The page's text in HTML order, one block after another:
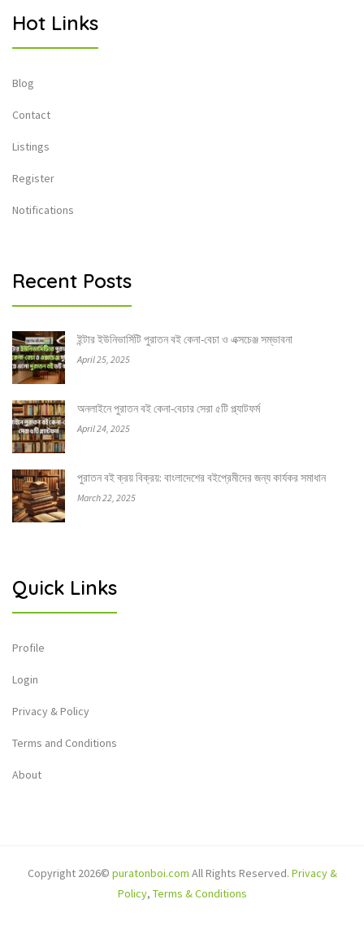
Hot Links
Blog
Contact
Listings
Register
Notifications
Recent Posts
ইন্টার ইউনিভার্সিটি পুরাতন বই কেনা-বেচা ও এক্সচেঞ্জ সম্ভাবনা
April 25, 2025
অনলাইনে পুরাতন বই কেনা-বেচার সেরা ৫টি প্ল্যাটফর্ম
April 24, 2025
পুরাতন বই ক্রয় বিক্রয়: বাংলাদেশের বইপ্রেমীদের জন্য কার্যকর সমাধান
March 22, 2025
Quick Links
Profile
Login
Privacy & Policy
Terms and Conditions
About
Copyright 2026© puratonboi.com All Rights Reserved. Privacy &
Policy, Terms & Conditions